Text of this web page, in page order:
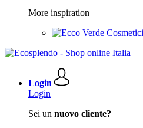
More inspiration
Login
Login
Sei un nuovo cliente?